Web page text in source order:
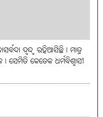
ଦ୍ବନ୍ଦ୍ବ ରହିଆସିଛି। ମାତ୍ର
ସେମିତି କେତେକ ଧର୍ମବିଶ୍ବାସୀ